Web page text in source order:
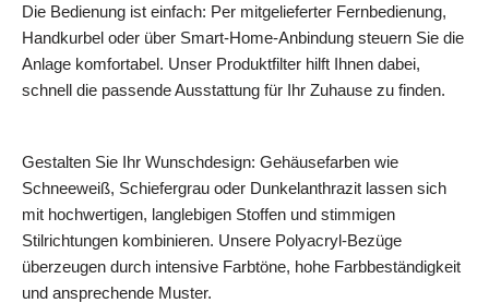
Die Bedienung ist einfach: Per mitgelieferter Fernbedienung,
Handkurbel oder über Smart‑Home‑Anbindung steuern Sie die
Anlage komfortabel. Unser Produktfilter hilft Ihnen dabei,
schnell die passende Ausstattung für Ihr Zuhause zu finden.
Gestalten Sie Ihr Wunschdesign: Gehäusefarben wie
Schneeweiß, Schiefergrau oder Dunkelanthrazit lassen sich
mit hochwertigen, langlebigen Stoffen und stimmigen
Stilrichtungen kombinieren. Unsere Polyacryl‑Bezüge
überzeugen durch intensive Farbtöne, hohe Farbbeständigkeit
und ansprechende Muster.